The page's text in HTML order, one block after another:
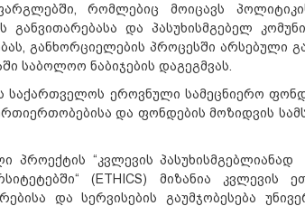
რომლებიც მოიცავს
განვითარებასა და პასუხისმგებელ
განხორციელების პროცესში არსებული
საბოლოო ნაბიჯების დაგეგმვას.
საქართველოს ეროვნული სამეცნიერო
და ფონდების მოზიდვის
პროექტის “კვლევის
(ETHICS) მიზანია კვლევის
და სერვისების გაუმჯობესება